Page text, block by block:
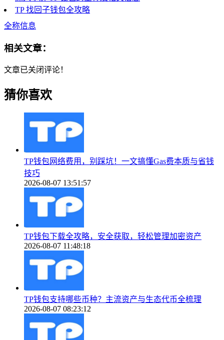
TP 找回子钱包全攻略
全称信息
相关文章：
文章已关闭评论！
猜你喜欢
TP钱包网络费用，别踩坑！一文搞懂Gas费本质与省钱
技巧
2026-08-07 13:51:57
TP钱包下载全攻略，安全获取，轻松管理加密资产
2026-08-07 11:48:18
TP钱包支持哪些币种？主流资产与生态代币全梳理
2026-08-07 08:23:12